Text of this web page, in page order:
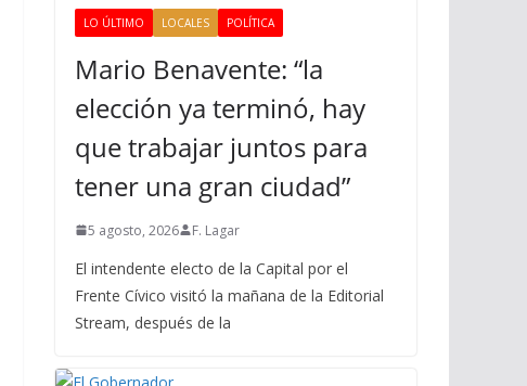
LO ÚLTIMO LOCALES POLÍTICA
Mario Benavente: “la
elección ya terminó, hay
que trabajar juntos para
tener una gran ciudad”
5 agosto, 2026 F. Lagar
El intendente electo de la Capital por el
Frente Cívico visitó la mañana de la Editorial
Stream, después de la